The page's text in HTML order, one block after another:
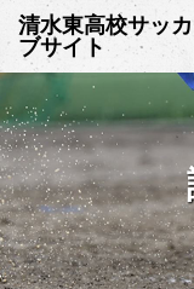
Skip
to
content
清水東高校サッ
ブサイト